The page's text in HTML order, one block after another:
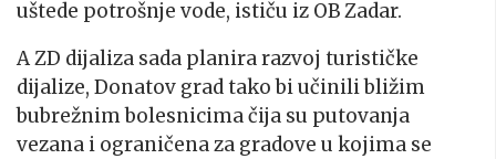
uštede potrošnje vode, ističu iz OB Zadar.
A ZD dijaliza sada planira razvoj turističke
dijalize, Donatov grad tako bi učinili bližim
bubrežnim bolesnicima čija su putovanja
vezana i ograničena za gradove u kojima se